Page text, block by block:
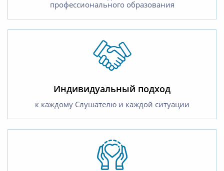
профессионального образования
Индивидуальный подход
к каждому Слушателю и каждой ситуации